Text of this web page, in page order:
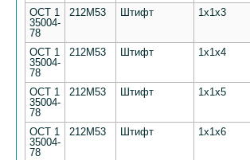
ОСТ 1
35004-
78
212М53 Штифт 1х1х3
ОСТ 1
35004-
78
212М53 Штифт 1х1х4
ОСТ 1
35004-
78
212М53 Штифт 1х1х5
ОСТ 1
35004-
78
212М53 Штифт 1х1х6